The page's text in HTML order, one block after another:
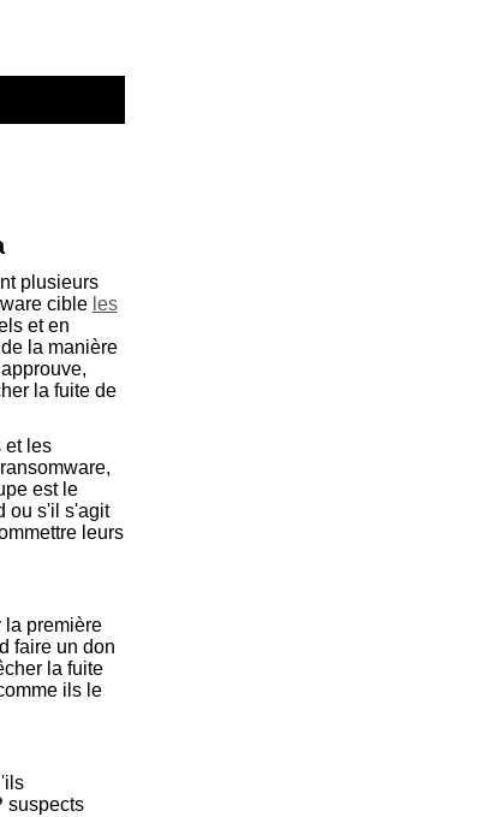
plusieurs
cible les
et en
la manière
la fuite de
et les
est le
ou s'il s'agit
leurs
la première
faire un don
la fuite
ils le
suspects